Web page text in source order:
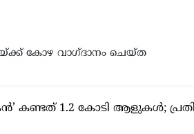
കോഴ വാഗ്ദാനം ചെയ്ത